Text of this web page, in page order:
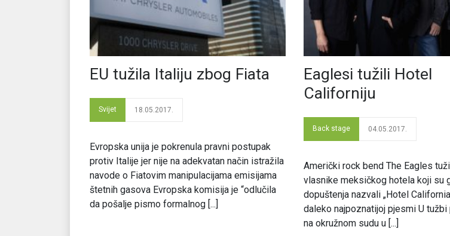
EU tužila Italiju zbog Fiata
Svijet 18.05.2017.
Evropska unija je pokrenula pravni postupak
protiv Italije jer nije na adekvatan način istražila
navode o Fiatovim manipulacijama emisijama
štetnih gasova Evropska komisija je “odlučila
da pošalje pismo formalnog [...]
Eaglesi tužili Hotel
Californiju
Back stage 04.05.2017.
Američki rock bend The Eagles
vlasnike meksičkog hotela koji su
dopuštenja nazvali „Hotel
daleko najpoznatijoj pjesmi U
na okružnom sudu u [...]